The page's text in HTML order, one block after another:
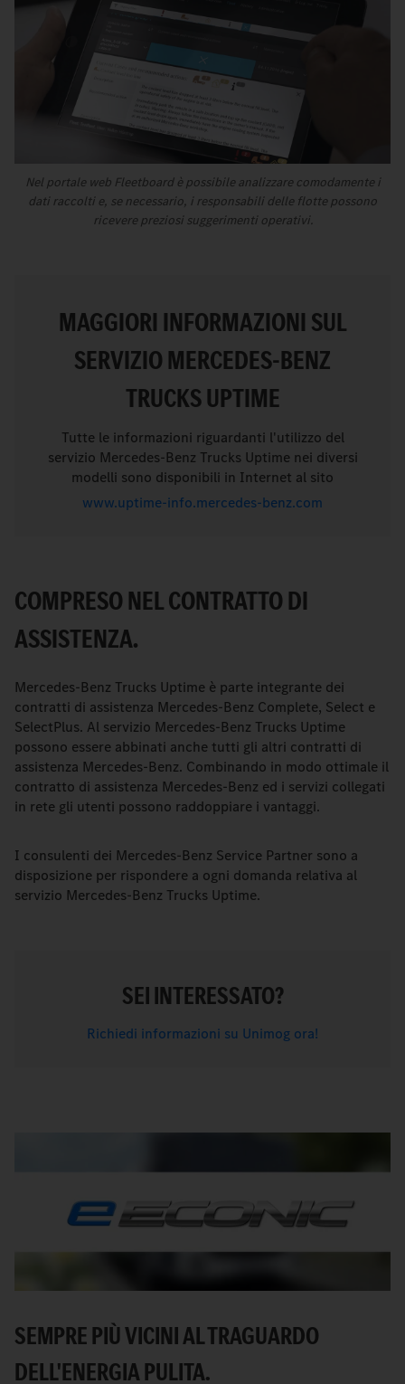
Nel portale web Fleetboard è possibile analizzare comodamente i
dati raccolti e, se necessario, i responsabili delle flotte possono
ricevere preziosi suggerimenti operativi.
MAGGIORI INFORMAZIONI SUL
SERVIZIO MERCEDES-BENZ
TRUCKS UPTIME
Tutte le informazioni riguardanti l'utilizzo del
servizio Mercedes-Benz Trucks Uptime nei diversi
modelli sono disponibili in Internet al sito
www.uptime-info.mercedes-benz.com
COMPRESO NEL CONTRATTO DI
ASSISTENZA.
Mercedes-Benz Trucks Uptime è parte integrante dei
contratti di assistenza Mercedes-Benz Complete, Select e
SelectPlus. Al servizio Mercedes-Benz Trucks Uptime
possono essere abbinati anche tutti gli altri contratti di
assistenza Mercedes-Benz. Combinando in modo ottimale il
contratto di assistenza Mercedes-Benz ed i servizi collegati
in rete gli utenti possono raddoppiare i vantaggi.
I consulenti dei Mercedes-Benz Service Partner sono a
disposizione per rispondere a ogni domanda relativa al
servizio Mercedes-Benz Trucks Uptime.
SEI INTERESSATO?
Richiedi informazioni su Unimog ora!
SEMPRE PIÙ VICINI AL TRAGUARDO
DELL'ENERGIA PULITA.